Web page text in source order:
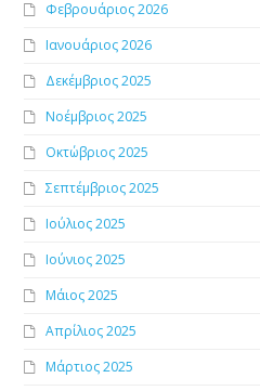
Φεβρουάριος 2026
Ιανουάριος 2026
Δεκέμβριος 2025
Νοέμβριος 2025
Οκτώβριος 2025
Σεπτέμβριος 2025
Ιούλιος 2025
Ιούνιος 2025
Μάιος 2025
Απρίλιος 2025
Μάρτιος 2025